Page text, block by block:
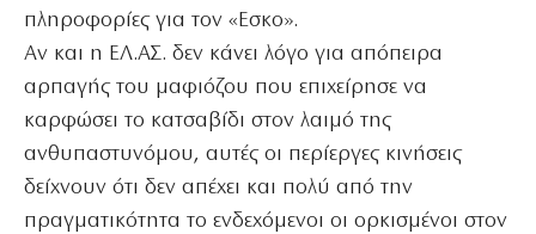
πληροφορίες για τον «Εσκο».
Αν και η ΕΛ.ΑΣ. δεν κάνει λόγο για απόπειρα
αρπαγής του μαφιόζου που επιχείρησε να
καρφώσει το κατσαβίδι στον λαιμό της
ανθυπαστυνόμου, αυτές οι περίεργες κινήσεις
δείχνουν ότι δεν απέχει και πολύ από την
πραγματικότητα το ενδεχόμενοι οι ορκισμένοι στον